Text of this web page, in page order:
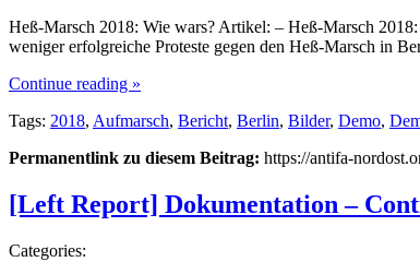
Heß-Marsch 2018: Wie wars? Artikel: – Heß-Marsch
weniger erfolgreiche Proteste gegen den Heß-Marsch in
Continue reading »
Tags: 2018, Aufmarsch, Bericht, Berlin, Bilder, Demo,
Permanentlink zu diesem Beitrag: https://antifa-
[Left Report] Dokumentation –
Categories: